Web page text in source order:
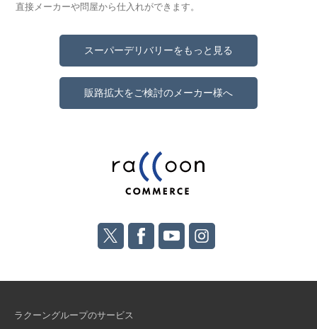
直接メーカーや問屋から仕入れができます。
スーパーデリバリーをもっと見る
販路拡大をご検討のメーカー様へ
ラクーングループのサービス